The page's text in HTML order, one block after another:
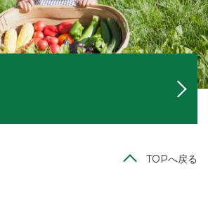
TOPへ戻る